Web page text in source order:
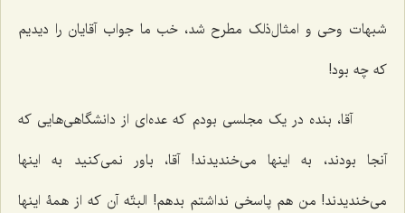
شبهات وحی و امثال‌ذلک مطرح شد، خب ما جواب آقایان را دیدیم
که چه بود!
آقا، بنده در یک مجلسی بودم که عده‌ای از دانشگاهی‌هایی که
آنجا بودند، به اینها می‌خندیدند! آقا، باور نمی‌کنید به اینها
می‌خندیدند! من هم پاسخی نداشتم بدهم! البتّه آن که از همۀ اینها